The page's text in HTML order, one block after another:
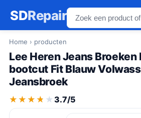
SDRepair
Home › producten
Lee Heren Jeans Broeken
bootcut Fit Blauw
Jeansbroek
★★★★★
★★★★★ 3.7/5